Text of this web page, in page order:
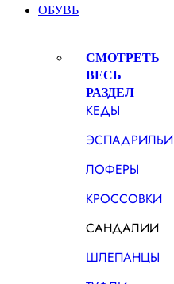
ОБУВЬ
СМОТРЕТЬ
ВЕСЬ
РАЗДЕЛ
КЕДЫ
ЭСПАДРИЛЬИ
ЛОФЕРЫ
КРОССОВКИ
САНДАЛИИ
ШЛЕПАНЦЫ